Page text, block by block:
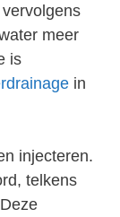
meer
is
in
injecteren.
telkens